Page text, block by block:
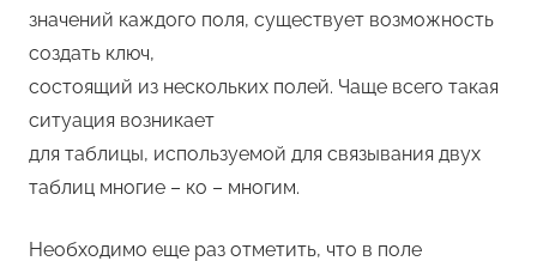
значений каждого поля, существует возможность
создать ключ,
состоящий из нескольких полей. Чаще всего такая
ситуация возникает
для таблицы, используемой для связывания двух
таблиц многие – ко – многим.
Необходимо еще раз отметить, что в поле